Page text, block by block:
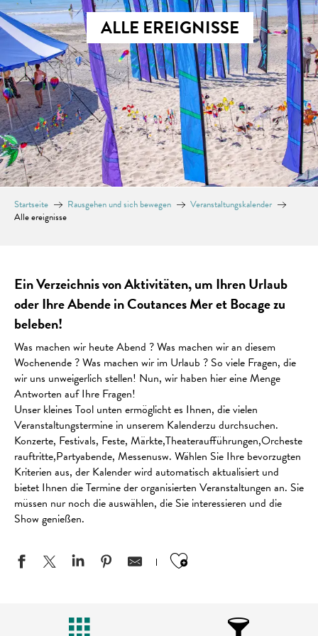
ALLE EREIGNISSE
Startseite Rausgehen und sich bewegen
Veranstaltungskalender
Alle ereignisse
Ein Verzeichnis von Aktivitäten, um Ihren Urlaub
oder Ihre Abende in Coutances Mer et Bocage zu
beleben!
Was machen wir heute Abend ? Was machen wir an diesem
Wochenende ? Was machen wir im Urlaub ? So viele Fragen, die
wir uns unweigerlich stellen! Nun, wir haben hier eine Menge
Antworten auf Ihre Fragen!
Unser kleines Tool unten ermöglicht es Ihnen, die vielen
Veranstaltungstermine in unserem Kalenderzu durchsuchen.
Konzerte, Festivals, Feste, Märkte,Theateraufführungen,Orcheste
rauftritte,Partyabende, Messenusw. Wählen Sie Ihre bevorzugten
Kriterien aus, der Kalender wird automatisch aktualisiert und
bietet Ihnen die Termine der organisierten Veranstaltungen an. Sie
müssen nur noch die auswählen, die Sie interessieren und die
Show genießen.
Ajouter aux